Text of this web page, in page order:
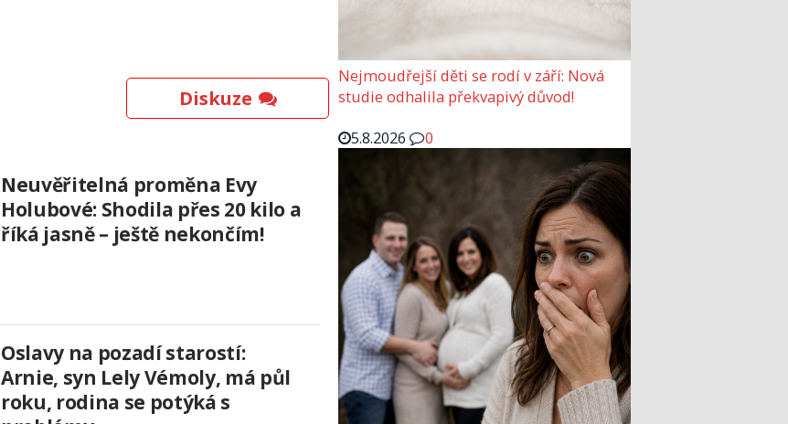
Diskuze
Neuvěřitelná proměna Evy
Holubové: Shodila přes 20 kilo a
říká jasně – ještě nekončím!
Oslavy na pozadí starostí:
Arnie, syn Lely Vémoly, má půl
roku, rodina se potýká s
Nejmoudřejší děti se rodí v září: Nová
studie odhalila překvapivý důvod!
5.8.2026
0